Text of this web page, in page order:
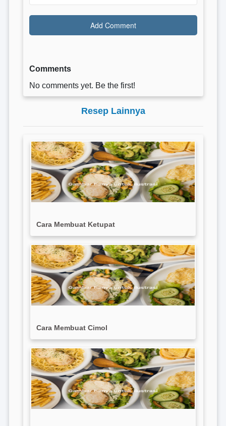
Comments
No comments yet. Be the first!
Resep Lainnya
Cara Membuat Ketupat
Cara Membuat Cimol